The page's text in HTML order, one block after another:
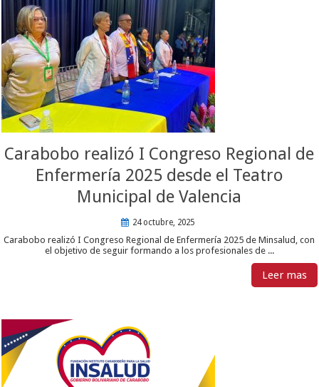
Carabobo realizó I Congreso Regional de
Enfermería 2025 desde el Teatro
Municipal de Valencia
24 octubre, 2025
Carabobo realizó I Congreso Regional de Enfermería 2025 de Minsalud, con
el objetivo de seguir formando a los profesionales de ...
Leer mas